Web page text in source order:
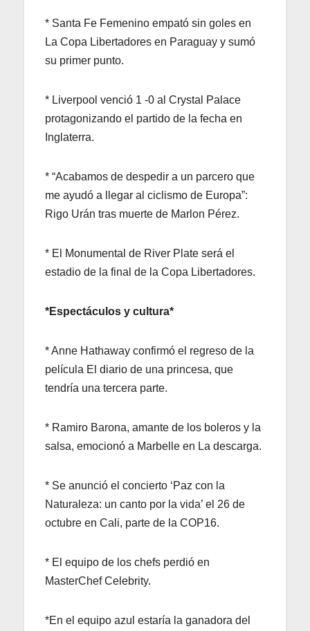
* Santa Fe Femenino empató sin goles en
La Copa Libertadores en Paraguay y sumó
su primer punto.
* Liverpool venció 1 -0 al Crystal Palace
protagonizando el partido de la fecha en
Inglaterra.
* “Acabamos de despedir a un parcero que
me ayudó a llegar al ciclismo de Europa”:
Rigo Urán tras muerte de Marlon Pérez.
* El Monumental de River Plate será el
estadio de la final de la Copa Libertadores.
*Espectáculos y cultura*
* Anne Hathaway confirmó el regreso de la
película El diario de una princesa, que
tendría una tercera parte.
* Ramiro Barona, amante de los boleros y la
salsa, emocionó a Marbelle en La descarga.
* Se anunció el concierto ‘Paz con la
Naturaleza: un canto por la vida’ el 26 de
octubre en Cali, parte de la COP16.
* El equipo de los chefs perdió en
MasterChef Celebrity.
*En el equipo azul estaría la ganadora del